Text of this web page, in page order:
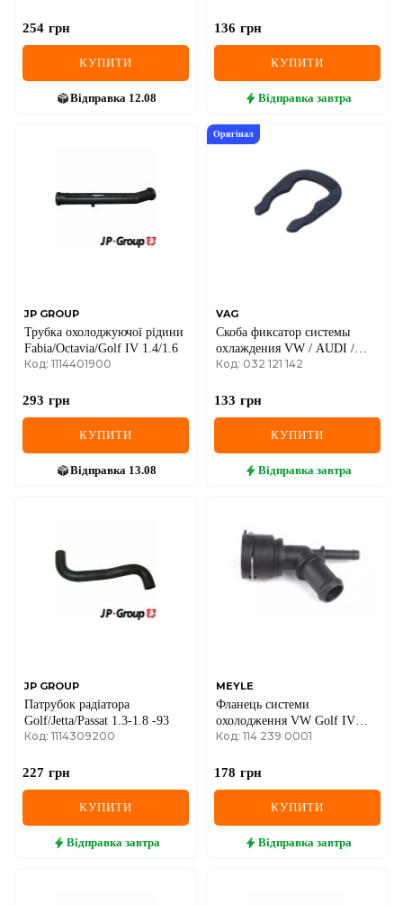
LEXUS
LINCOLN
MG
NISSAN
OPEL
POLESTAR
RENAULT
SMART
SSANGYONG
SUZUKI
TESLA
254 грн
КУПИТИ
Відправка 12.08
136 грн
КУПИТИ
Відправка завтра
JP GROUP
Трубка охолоджуючої рідини
Fabia/Octavia/Golf IV 1.4/1.6
Код: 1114401900
293 грн
КУПИТИ
Відправка 13.08
Оригінал
VAG
Скоба фиксатор системы
охлаждения VW / AUDI /
SEAT / SKODA
Код: 032 121 142
133 грн
КУПИТИ
Відправка завтра
JP GROUP
Патрубок радіатора
Golf/Jetta/Passat 1.3-1.8 -93
Код: 1114309200
227 грн
КУПИТИ
Відправка завтра
MEYLE
Фланець системи
охолодження VW Golf IV
1.6/2.0i 97-06
Код: 114 239 0001
178 грн
КУПИТИ
Відправка завтра